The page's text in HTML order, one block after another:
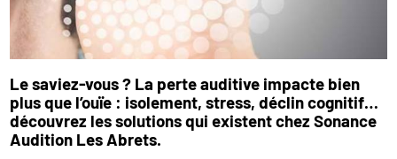
Le saviez-vous ? La perte auditive impacte bien
plus que l’ouïe : isolement, stress, déclin cognitif…
découvrez les solutions qui existent chez Sonance
Audition Les Abrets.